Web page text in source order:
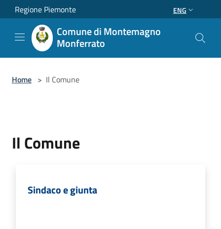
Salta al contenuto principale
Regione Piemonte ENG
Comune di Montemagno
Monferrato
Home > Il Comune
Il Comune
Sindaco e giunta